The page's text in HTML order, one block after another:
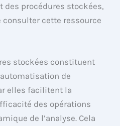
des procédures stockées,
consulter cette ressource
stockées constituent
de
elles facilitent la
des opérations
de l’analyse. Cela